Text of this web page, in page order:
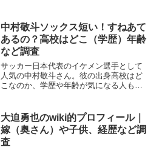
ます。勝利するために知恵や力を最大限
発揮することが求められま...
中村敬斗ソックス短い！すねあて
あるの？高校はどこ（学歴）年齢
など調査
サッカー日本代表のイケメン選手として
人気の中村敬斗さん。彼の出身高校はど
こなのか、学歴や年齢が気になる人も多
いるのかといった疑問もよく耳にしま
す。今回は、中村敬斗選手の...
大迫勇也のwiki的プロフィール｜
嫁（奥さん）や子供、経歴など調
査